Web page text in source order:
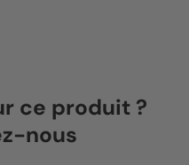
ce produit ?
nous